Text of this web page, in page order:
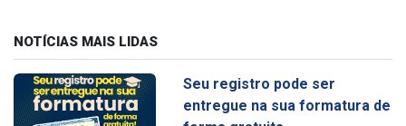
NOTÍCIAS MAIS LIDAS
Seu registro pode ser
entregue na sua formatura de